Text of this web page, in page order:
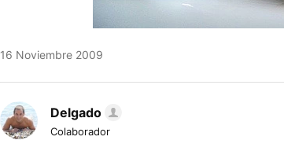
16 Noviembre 2009
Delgado
Colaborador